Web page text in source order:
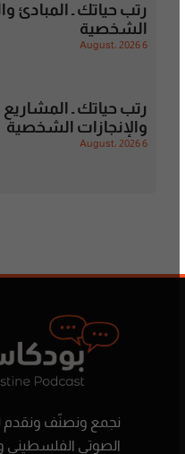
رتب حياتك ـ المبادئ
الشخصية
6 August، 2026
رتب حياتك ـ المشاريع
والإنجازات الشخصية
6 August، 2026
نجمع ونصنّف ونقدم
الصوتي الفلسطيني